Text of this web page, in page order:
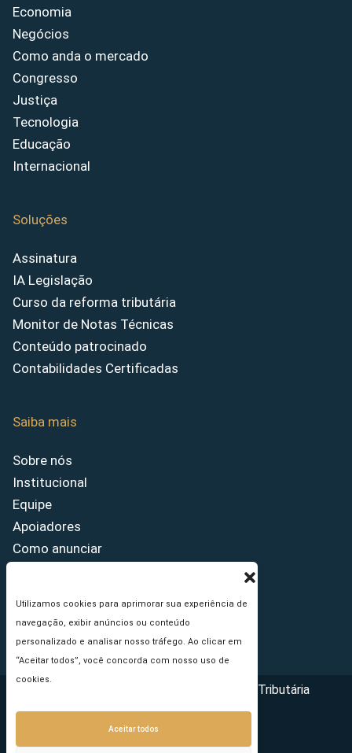
Utilizamos cookies para aprimorar sua experiência de
navegação, exibir anúncios ou conteúdo
personalizado e analisar nosso tráfego. Ao clicar em
“Aceitar todos”, você concorda com nosso uso de
cookies.
Aceitar todos
Economia
Negócios
Como anda o mercado
Congresso
Justiça
Tecnologia
Educação
Internacional
Soluções
Assinatura
IA Legislação
Curso da reforma tributária
Monitor de Notas Técnicas
Conteúdo patrocinado
Contabilidades Certificadas
Saiba mais
Sobre nós
Institucional
Equipe
Apoiadores
Como anunciar
Princípios Editoriais
Copyright © 2026 - Portal da Reforma Tributária